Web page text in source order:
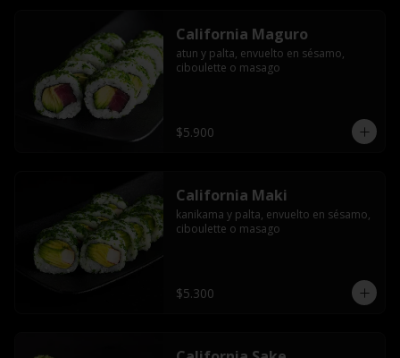
California Maguro
atun y palta, envuelto en sésamo,
ciboulette o masago
$5.900
California Maki
kanikama y palta, envuelto en sésamo,
ciboulette o masago
$5.300